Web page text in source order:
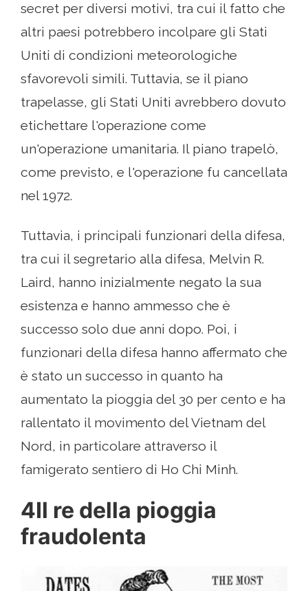
secret per diversi motivi, tra cui il fatto che
altri paesi potrebbero incolpare gli Stati
Uniti di condizioni meteorologiche
sfavorevoli simili. Tuttavia, se il piano
trapelasse, gli Stati Uniti avrebbero dovuto
etichettare l'operazione come
un'operazione umanitaria. Il piano trapelò,
come previsto, e l'operazione fu cancellata
nel 1972.
Tuttavia, i principali funzionari della difesa,
tra cui il segretario alla difesa, Melvin R.
Laird, hanno inizialmente negato la sua
esistenza e hanno ammesso che è
successo solo due anni dopo. Poi, i
funzionari della difesa hanno affermato che
è stato un successo in quanto ha
aumentato la pioggia del 30 per cento e ha
rallentato il movimento del Vietnam del
Nord, in particolare attraverso il
famigerato sentiero di Ho Chi Minh.
4Il re della pioggia
fraudolenta